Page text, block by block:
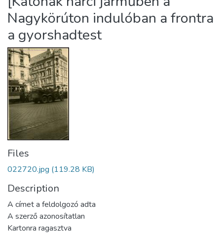
Statistics
About us
Nagykörúton indulóban a frontra
a gyorshadtest
Files
022720.jpg (119.28 KB)
Description
A címet a feldolgozó adta
A szerző azonosítatlan
Kartonra ragasztva